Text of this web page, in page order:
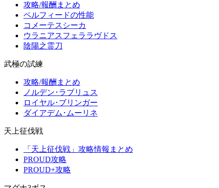
攻略/報酬まとめ
ペルフィードの性能
コメーテスシーカ
ウラニアスフェララヴドス
陰陽之霊刀
武極の試練
攻略/報酬まとめ
ノルデン･ラブリュス
ロイヤル･ブリンガー
ダイアデム･ムーリネ
天上征伐戦
「天上征伐戦」攻略情報まとめ
PROUD攻略
PROUD+攻略